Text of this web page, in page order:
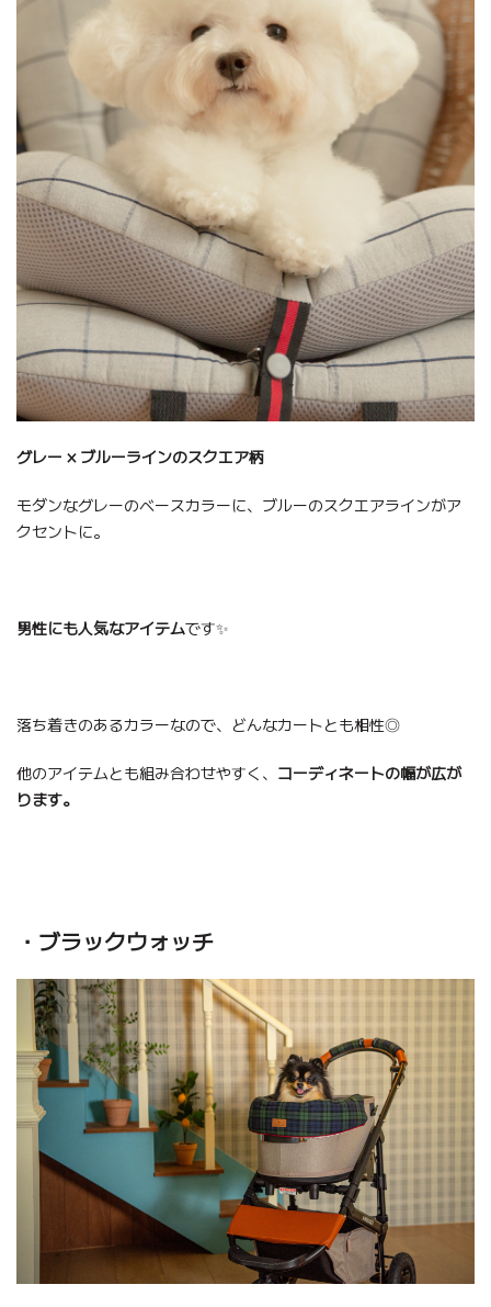
グレー × ブルーラインのスクエア柄
モダンなグレーのベースカラーに、ブルーのスクエアラインがア
クセントに。
男性にも人気なアイテムです✨
落ち着きのあるカラーなので、どんなカートとも相性◎
他のアイテムとも組み合わせやすく、 コーディネートの幅が広が
ります。
・ブラックウォッチ